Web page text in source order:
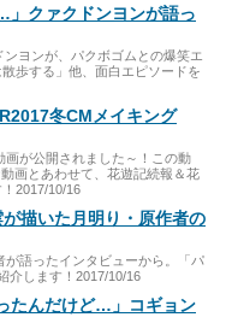
」クァクドンヨンが語っ
ヨンが、パクボゴムとの爆笑エ
歩する」他、面白エピソードを
冬CMメイキング
画が公開されました～！この動
画とあわせて、花遊記続報＆花
2017/10/16
描いた月明り・原作者の
語ったインタビューから。「パ
介します！2017/10/16
たんだけど…」コギョン